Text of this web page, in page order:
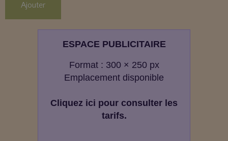
Ajouter
ESPACE PUBLICITAIRE
Format : 300 × 250 px
Emplacement disponible
Cliquez ici pour consulter les
tarifs.